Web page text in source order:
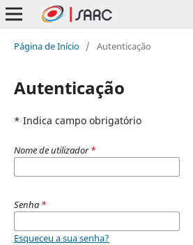
Página de Início / Autenticação
Autenticação
* Indica campo obrigatório
Nome de utilizador*
Senha *
Esqueceu a sua senha?